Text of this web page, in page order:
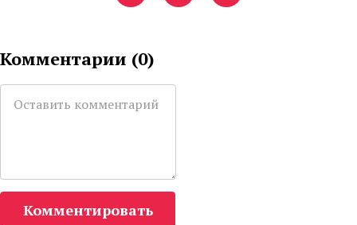
Комментарии (0)
Комментировать